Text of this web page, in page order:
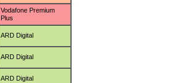
Vodafone Premium
Plus
ARD Digital
ARD Digital
ARD Digital